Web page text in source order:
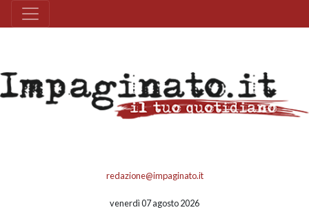
redazione@impaginato.it
venerdì 07 agosto 2026